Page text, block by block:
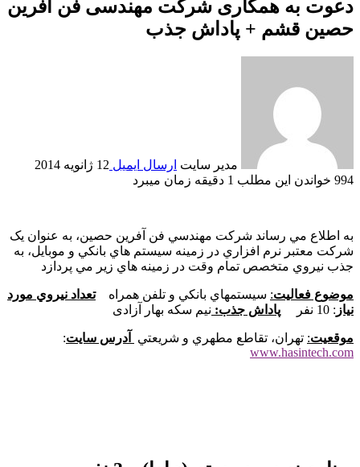
دعوت به همکاری شرکت مهندسی فن آفرین
حصین قشم + پاداش جذب
مدير سايت ارسال ایمیل 12 ژانویه 2014
994 خواندن این مطلب 1 دقیقه زمان می‎برد
به اطلاع مي رساند شرکت مهندسي فن آفرين حصين، به عنوان يک
شرکت معتبر نرم افزاري در زمينه سيستم هاي بانکي و موبايل، به
جذب نيروي متخصص تمام وقت در زمينه هاي زير مي پردازد
موضوع فعاليت: سيستمهاي بانکي و تلفن همراهتعداد نيروي مورد
نياز : 10 نفر پاداش جذب: نیم سکه بهار آزادی
موقعيت: تهران، تقاطع مطهري و شريعتي آدرس سايت:
www.hasintech.com